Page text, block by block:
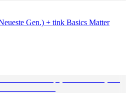
Gen.) + tink Basics Matter